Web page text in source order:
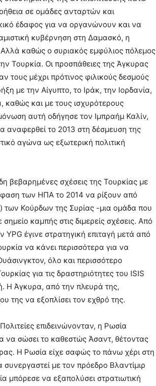
σε ομάδες ανταρτών και
έδαφος για να οργανώνουν και να
κυβέρνηση στη Δαμασκό, η
Αλλά καθώς ο συριακός εμφύλιος πόλεμος
Τουρκία. Οι προσπάθειες της Άγκυρας
τους μέχρι πρότινος φιλικούς δεσμούς
με την Αίγυπτο, το Ιράκ, την Ιορδανία,
και με τους ισχυρότερους
αυτή οδήγησε τον Ιμπραήμ Καλίν,
αναφερθεί το 2013 στη δέσμευση της
αγώνα ως εξωτερική πολιτική
βεβαρημένες σχέσεις της Τουρκίας με
των ΗΠΑ το 2014 να ρίξουν από
των Κούρδων της Συρίας -μια ομάδα που
καμπής στις διμερείς σχέσεις. Από
έγινε στρατηγική επιταγή μετά από
να κάνει περισσότερα για να
όλο και περισσότερο
για τις δραστηριότητες του ISIS
Η Άγκυρα, από την πλευρά της,
της να εξοπλίσει τον εχθρό της.
επιδεινώνονταν, η Ρωσία
να σώσει το καθεστώς Άσαντ, θέτοντας
Η Ρωσία είχε σαφώς το πάνω χέρι στη
με τον πρόεδρο Βλαντίμιρ
μπόρεσε να εξαπολύσει στρατιωτική